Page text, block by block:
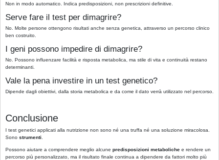
Non in modo automatico. Indica predisposizioni, non prescrizioni definitive.
Serve fare il test per dimagrire?
No. Molte persone ottengono risultati anche senza genetica, attraverso un percorso clinico
ben costruito.
I geni possono impedire di dimagrire?
No. Possono influenzare facilità e risposta metabolica, ma stile di vita e continuità restano
determinanti.
Vale la pena investire in un test genetico?
Dipende dagli obiettivi, dalla storia metabolica e da come il dato verrà utilizzato nel percorso.
Conclusione
I test genetici applicati alla nutrizione non sono né una truffa né una soluzione miracolosa.
Sono strumenti
Possono aiutare a comprendere meglio alcune predisposizioni metaboliche e rendere un
percorso più personalizzato, ma il risultato finale continua a dipendere da fattori molto più